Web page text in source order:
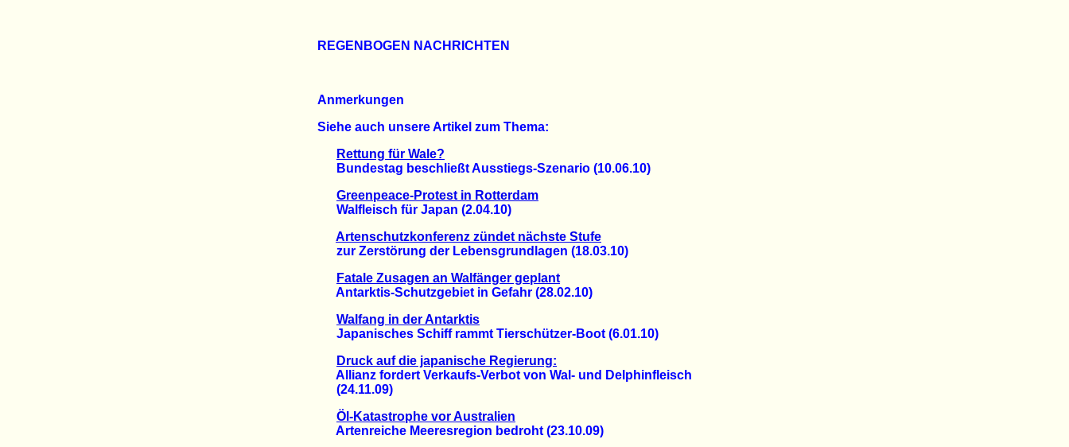
REGENBOGEN NACHRICHTEN
Anmerkungen
Siehe auch unsere Artikel zum Thema:
Rettung für Wale?
Bundestag beschließt Ausstiegs-Szenario (10.06.10)
Greenpeace-Protest in Rotterdam
Walfleisch für Japan (2.04.10)
Artenschutzkonferenz zündet nächste Stufe
zur Zerstörung der Lebensgrundlagen (18.03.10)
Fatale Zusagen an Walfänger geplant
Antarktis-Schutzgebiet in Gefahr (28.02.10)
Walfang in der Antarktis
Japanisches Schiff rammt Tierschützer-Boot (6.01.10)
Druck auf die japanische Regierung:
Allianz fordert Verkaufs-Verbot von Wal- und Delphinfleisch
(24.11.09)
Öl-Katastrophe vor Australien
Artenreiche Meeresregion bedroht (23.10.09)